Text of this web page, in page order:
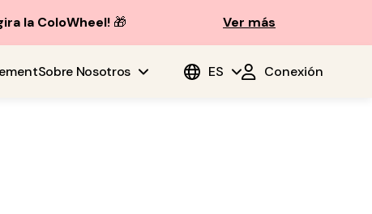
la ColoWheel! 🎁 Ver más
Sobre Nosotros ES Conexión